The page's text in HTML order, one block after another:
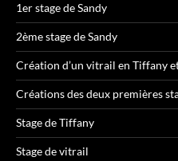
1er stage de Sandy
2ème stage de Sandy
Création d’un vitrail en Tiffany
Créations des deux premières
Stage de Tiffany
Stage de vitrail